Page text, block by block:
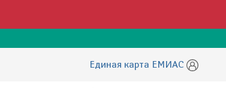
Единая карта ЕМИАС